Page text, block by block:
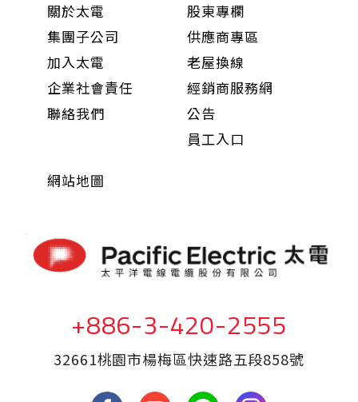
關於太電
集團子公司
加入太電
企業社會責任
聯絡我們
股東專欄
供應商專區
老屋換線
經銷商服務網
公告
員工入口
網站地圖
+886-3-420-2555
32661桃園市楊梅區快速路五段858號